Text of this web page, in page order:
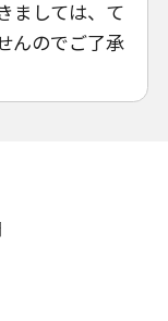
ましては、て
んのでご了承